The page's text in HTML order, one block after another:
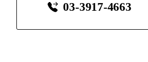
03-3917-4663